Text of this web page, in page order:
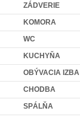
ZÁDVERIE
KOMORA
WC
KUCHYŇA
OBÝVACIA IZBA
CHODBA
SPÁLŇA